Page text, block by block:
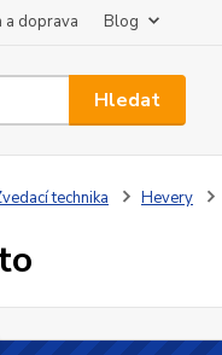
a doprava Blog
Hledat
technika Hevery